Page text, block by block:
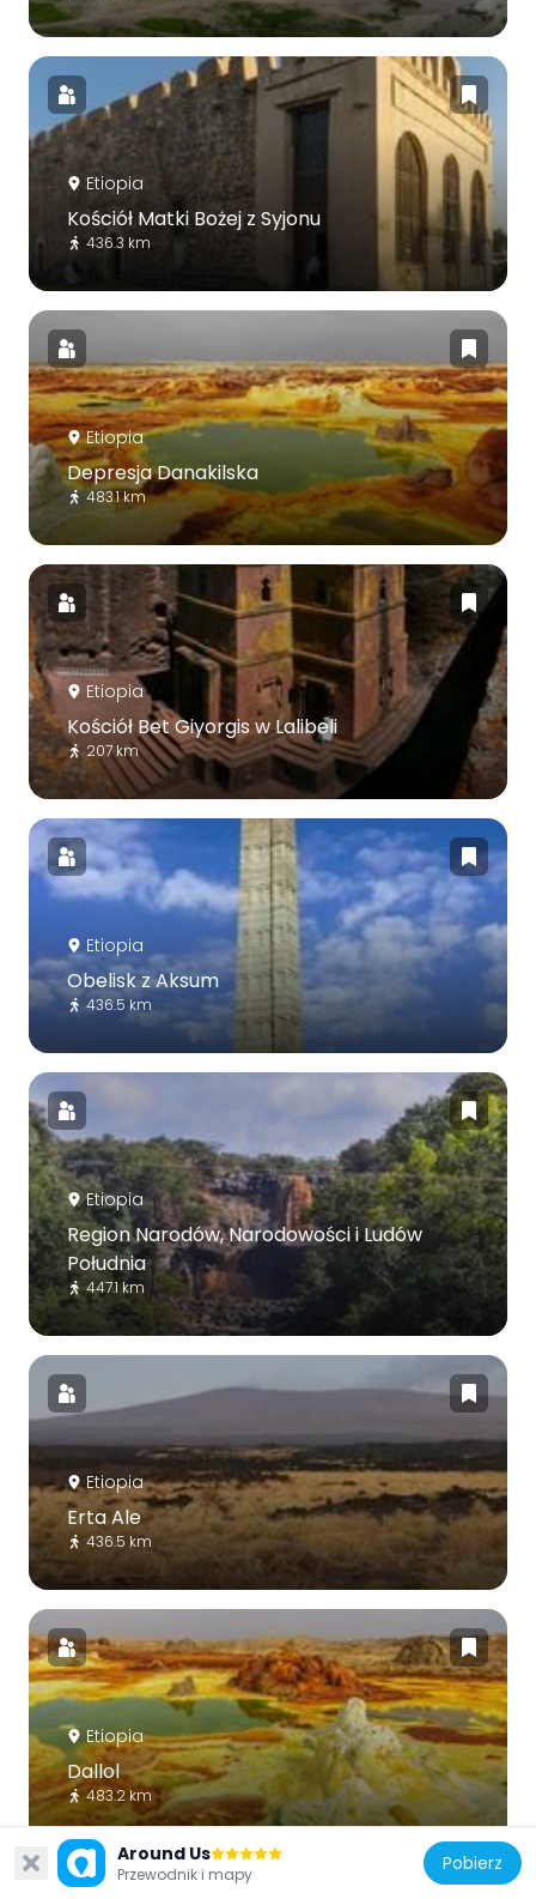
Etiopia
Kościół Matki Bożej z Syjonu
436.3 km
Etiopia
Depresja Danakilska
483.1 km
Etiopia
Kościół Bet Giyorgis w Lalibeli
207 km
Etiopia
Obelisk z Aksum
436.5 km
Etiopia
Region Narodów, Narodowości i Ludów
Południa
447.1 km
Etiopia
Erta Ale
436.5 km
Etiopia
Dallol
483.2 km
Around Us
Przewodnik i mapy Pobierz